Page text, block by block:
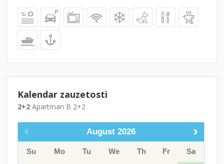
Kalendar zauzetosti
2+2 Apartman B 2+2
August 2026
Su Mo Tu We Th Fr Sa